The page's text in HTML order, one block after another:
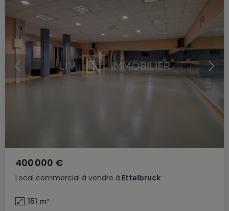
Local commercial à vendre à Ettelbruck
400 000 €
151 m²